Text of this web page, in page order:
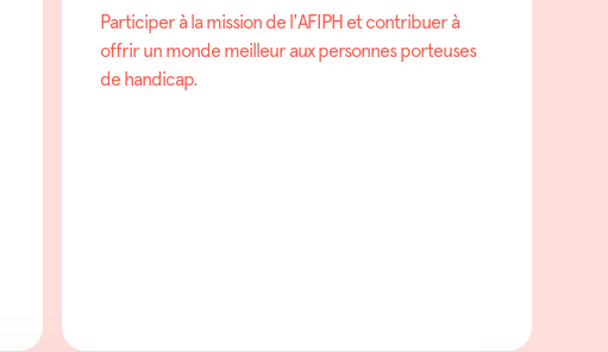
Participer à la mission de l'AFIPH et contribuer à
offrir un monde meilleur aux personnes porteuses
de handicap.